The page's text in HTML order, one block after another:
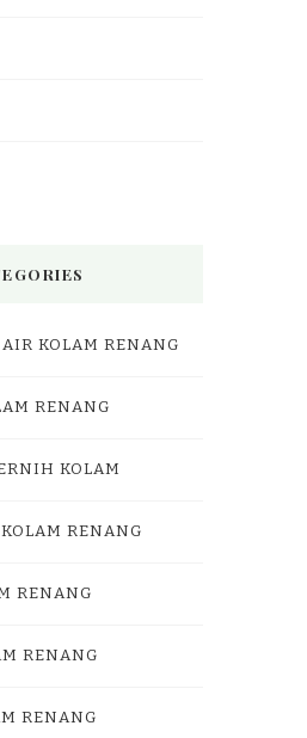
KOLAM RENANG
RENANG
KOLAM
RENANG
RENANG
RENANG
RENANG